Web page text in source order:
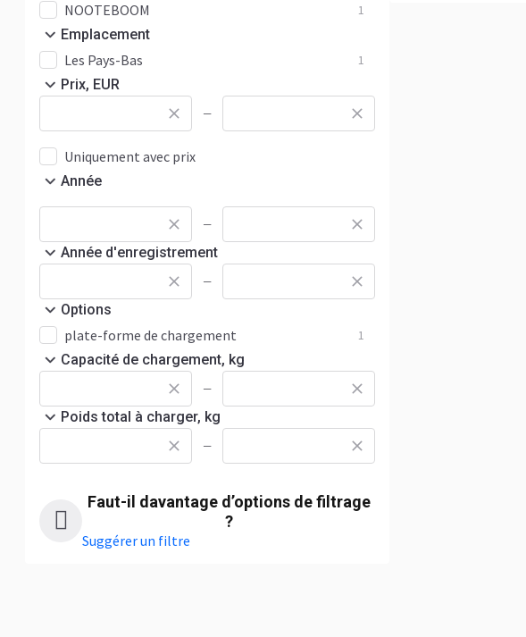
NOOTEBOOM 1
Emplacement
Les Pays-Bas 1
Prix, EUR
—
Uniquement avec prix
Année
—
Année d'enregistrement
—
Options
plate-forme de chargement 1
Capacité de chargement, kg
—
Poids total à charger, kg
—
Faut-il davantage d’options de filtrage
?
Suggérer un filtre